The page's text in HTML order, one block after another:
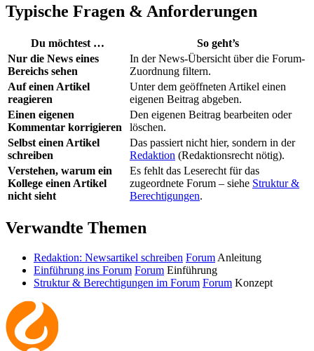
Typische Fragen & Anforderungen
Du möchtest …
So geht’s
Nur die News eines
Bereichs sehen
In der News-Übersicht über die Forum-
Zuordnung filtern.
Auf einen Artikel
reagieren
Unter dem geöffneten Artikel einen
eigenen Beitrag abgeben.
Einen eigenen
Kommentar korrigieren
Den eigenen Beitrag bearbeiten oder
löschen.
Selbst einen Artikel
schreiben
Das passiert nicht hier, sondern in der
Redaktion (Redaktionsrecht nötig).
Verstehen, warum ein
Kollege einen Artikel
nicht sieht
Es fehlt das Leserecht für das
zugeordnete Forum – siehe Struktur &
Berechtigungen.
Verwandte Themen
Redaktion: Newsartikel schreiben Forum Anleitung
Einführung ins Forum Forum Einführung
Struktur & Berechtigungen im Forum Forum Konzept